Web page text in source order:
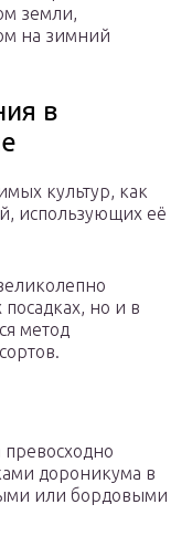
земли,
на зимний
в
культур, как
использующих её
но и в
метод
дороникума в
или бордовыми